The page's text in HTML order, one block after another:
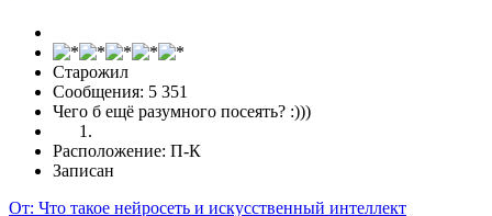
Старожил
Сообщения: 5 351
Чего б ещё разумного посеять? :)))
Расположение: П-К
Записан
От: Что такое нейросеть и искусственный интеллект